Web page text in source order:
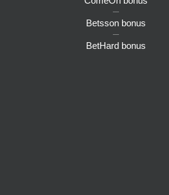
Betsson bonus
BetHard bonus